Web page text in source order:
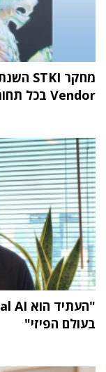
Vendor בכל תחומי שוק ה-IT
בעולם הפיזי"